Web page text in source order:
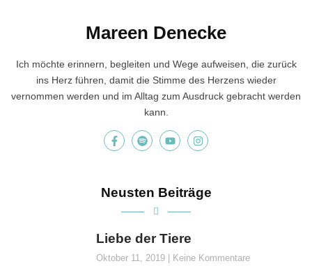
Mareen Denecke
Ich möchte erinnern, begleiten und Wege aufweisen, die zurück
ins Herz führen, damit die Stimme des Herzens wieder
vernommen werden und im Alltag zum Ausdruck gebracht werden
kann.
Neusten Beiträge
Liebe der Tiere
Oktober 11, 2019 Keine Kommentare